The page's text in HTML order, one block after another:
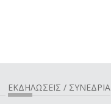
ΕΚΔΗΛΩΣΕΙΣ / ΣΥΝΕΔΡΙΑ